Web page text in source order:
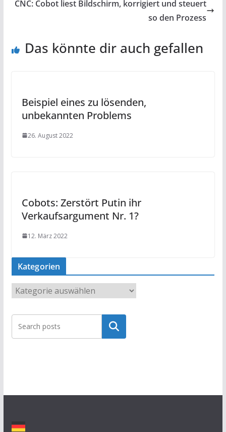
CNC: Cobot liest Bildschirm, korrigiert und steuert
so den Prozess
Das könnte dir auch gefallen
Beispiel eines zu lösenden,
unbekannten Problems
26. August 2022
Cobots: Zerstört Putin ihr
Verkaufsargument Nr. 1?
12. März 2022
Kategorien
a
t
g
Suchen